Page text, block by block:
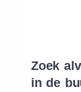
Zoek
in de